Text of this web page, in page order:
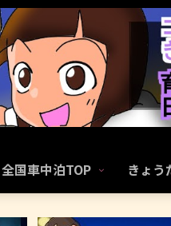
全国車中泊TOP きょう